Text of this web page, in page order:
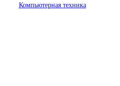
Компьютерная техника